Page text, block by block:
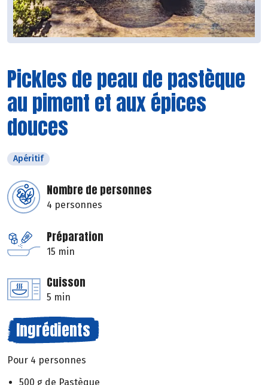
Pickles de peau de pastèque
au piment et aux épices
douces
Apéritif
Nombre de personnes
4 personnes
Préparation
15 min
Cuisson
5 min
Ingrédients
Pour 4 personnes
500 g de Pastèque